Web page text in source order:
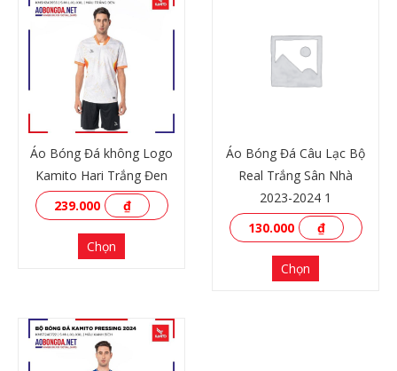
Áo Bóng Đá không Logo
Kamito Hari Trắng Đen
239.000
₫
Chọn
Áo Bóng Đá Câu Lạc Bộ
Real Trắng Sân Nhà
2023-2024 1
130.000
₫
Chọn